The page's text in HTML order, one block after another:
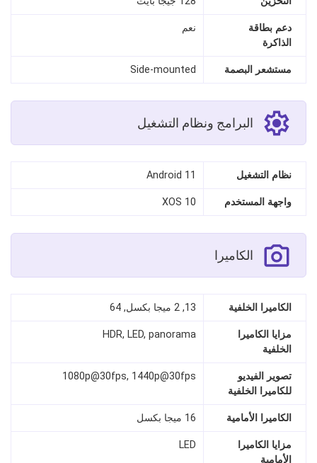
دعم بطاقة
الذاكرة
نعم
مستشعر البصمة Side-mounted
البرامج ونظام التشغيل
نظام التشغيل Android 11
واجهة المستخدم XOS 10
الكاميرا
الكاميرا الخلفية 13, 2 ميجا بكسل, 64
مزايا الكاميرا
الخلفية
HDR, LED, panorama
تصوير الفيديو
للكاميرا الخلفية
1080p@30fps, 1440p@30fps
الكاميرا الأمامية 16 ميجا بكسل
مزايا الكاميرا
الأمامية
LED